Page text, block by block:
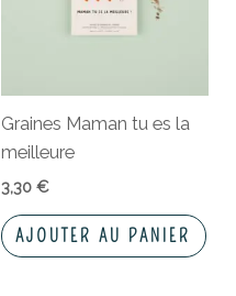
Graines Maman tu es la
meilleure
3,30 €
AJOUTER AU PANIER